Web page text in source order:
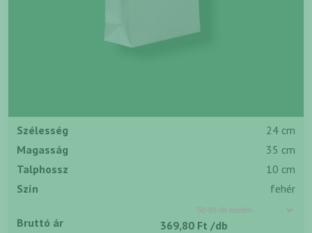
Szélesség
24 cm
Magasság
35 cm
Talphossz
10 cm
Szín
fehér
Bruttó ár 369,80 Ft /db